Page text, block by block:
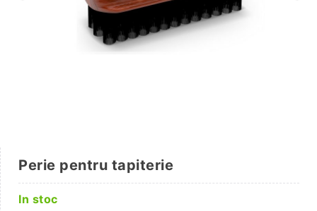
Perie pentru tapiterie
In stoc